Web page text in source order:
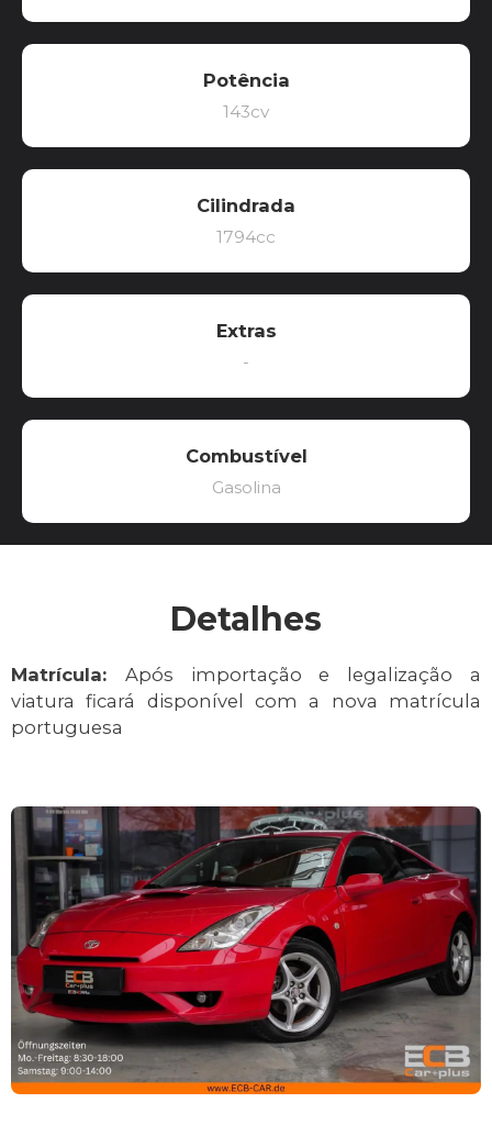
Potência
143cv
Cilindrada
1794cc
Extras
-
Combustível
Gasolina
Detalhes
Matrícula: Após importação e legalização a
viatura ficará disponível com a nova matrícula
portuguesa